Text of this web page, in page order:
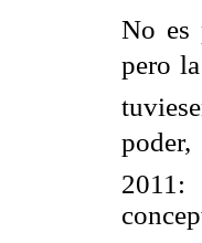
No es
pero
2011: